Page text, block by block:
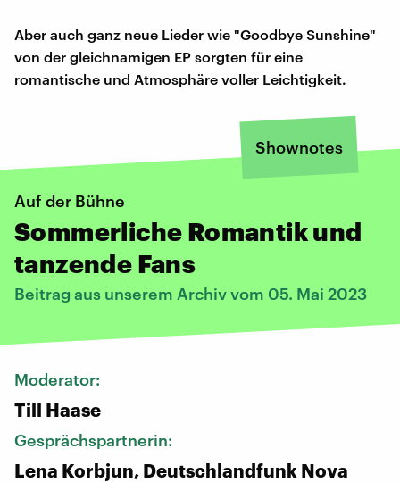
Aber auch ganz neue Lieder wie "Goodbye Sunshine"
von der gleichnamigen EP sorgten für eine
romantische und Atmosphäre voller Leichtigkeit.
Shownotes
Auf der Bühne
Sommerliche Romantik und
tanzende Fans
Beitrag aus unserem Archiv vom 05. Mai 2023
Moderator:
Till Haase
Gesprächspartnerin:
Lena Korbjun, Deutschlandfunk Nova